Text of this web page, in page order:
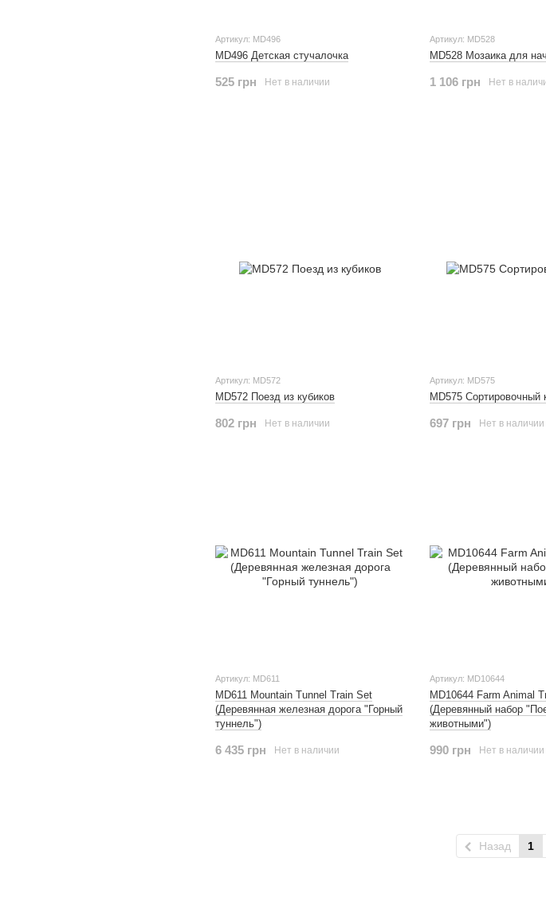
Артикул: MD496
MD496 Детская стучалочка
525 грн Нет в наличии
Артикул: MD528
MD528 Мозаика для
1 106 грн Нет в
Артикул: MD572
MD572 Поезд из кубиков
802 грн Нет в наличии
Артикул: MD575
MD575 Сортировочный
697 грн Нет в наличии
Артикул: MD611
MD611 Mountain Tunnel Train Set
(Деревянная железная дорога "Горный
туннель")
6 435 грн Нет в наличии
Артикул: MD10644
MD10644 Farm Animal
(Деревянный набор
животными")
990 грн Нет в наличии
Назад 1